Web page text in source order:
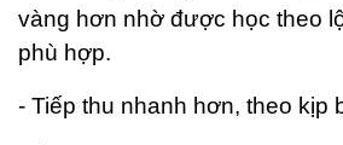
vàng hơn nhờ được học theo
phù hợp.
- Tiếp thu nhanh hơn, theo kịp